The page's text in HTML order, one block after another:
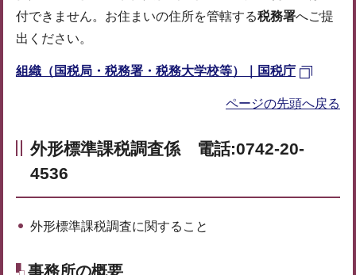
付できません。お住まいの住所を管轄する税務署へご提
出ください。
組織（国税局・税務署・税務大学校等）｜国税庁
ページの先頭へ戻る
外形標準課税調査係 電話:0742-20-
4536
外形標準課税調査に関すること
事務所の概要